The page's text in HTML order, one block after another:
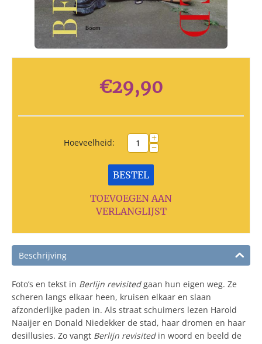
€29,90
Hoeveelheid: +
−
BESTEL
TOEVOEGEN AAN
VERLANGLIJST
Beschrijving
Foto’s en tekst in Berlijn revisitedgaan hun eigen weg. Ze
scheren langs elkaar heen, kruisen elkaar en slaan
afzonderlijke paden in. Als straat schuimers lezen Harold
Naaijer en Donald Niedekker de stad, haar dromen en haar
desillusies. Zo vangt Berlijn revisitedin woord en beeld de